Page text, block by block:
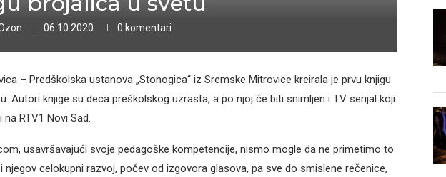
06.10.2020. 0 komentari
– Predškolska ustanova „Stonogica“ iz Sremske Mitrovice kreirala je prvu knjigu
Autori knjige su deca preškolskog uzrasta, a po njoj će biti snimljen i TV serijal koji
RTV1 Novi Sad.
usavršavajući svoje pedagoške kompetencije, nismo mogle da ne primetimo to
njegov celokupni razvoj, počev od izgovora glasova, pa sve do smislene rečenice,